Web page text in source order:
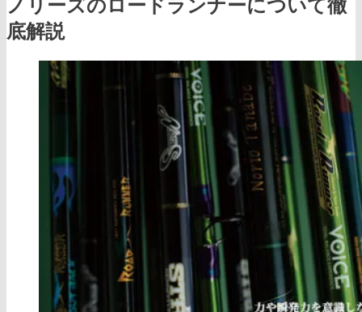
ノリーズのロードランナーについて徹
底解説